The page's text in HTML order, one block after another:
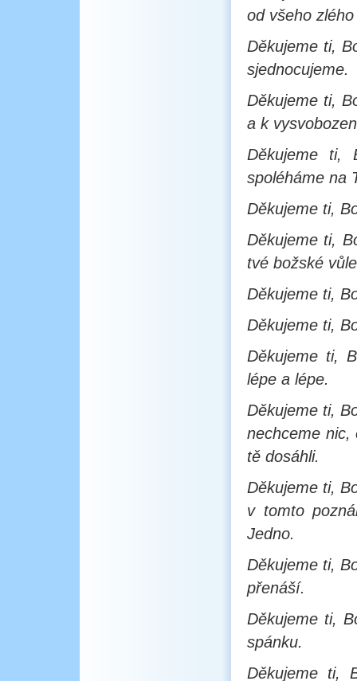
od všeho
Děkujeme ti,
sjednocujeme.
Děkujeme ti,
a k
Děkujeme
spoléháme na
Děkujeme ti,
Děkujeme ti,
tvé božské
Děkujeme ti,
Děkujeme ti,
Děkujeme ti,
lépe a lépe.
Děkujeme ti,
nechceme
tě dosáhli.
Děkujeme ti,
v tomto
Jedno.
Děkujeme ti,
přenáší.
Děkujeme ti,
spánku.
Děkujeme ti,